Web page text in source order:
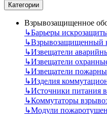
Категории
Взрывозащищенное
↳Барьеры
↳
↳Извещатели
↳Извещатели
↳Извещатели
↳Изделия
↳Источники питания
↳Коммутаторы
↳Модули